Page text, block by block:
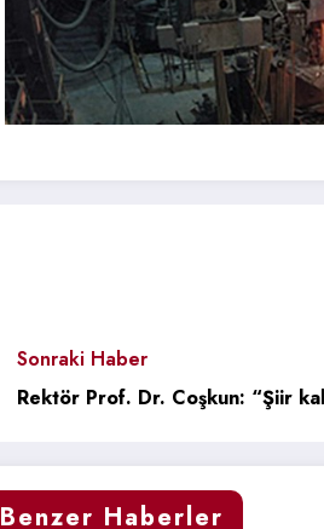
Sonraki Haber
Rektör Prof. Dr. Coşkun: “Şiir
Benzer Haberler